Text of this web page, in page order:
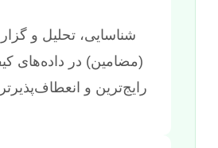
شناسایی، تحلیل و
(مضامین) در داده‌های
رایج‌ترین و